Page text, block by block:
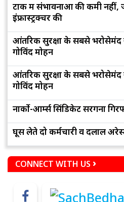
टोंक में संभावनाओं की कमी नहीं,
इंफ्रास्ट्रक्चर की
आंतरिक सुरक्षा के सबसे भरोसेमंद
गोविंद मोहन
आंतरिक सुरक्षा के सबसे भरोसेमंद
गोविंद मोहन
नार्को-आर्म्स सिंडिकेट सरगना
घूस लेते दो कर्मचारी व दलाल
CONNECT WITH US